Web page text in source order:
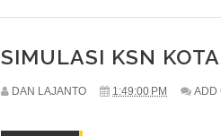
SIMULASI KSN
DAN LAJANTO 1:49:00 PM ADD